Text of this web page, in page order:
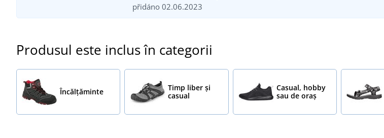
přidáno 02.06.2023
Produsul este inclus în categorii
Încălţăminte
Timp liber și
casual
Casual, hobby
sau de oraș